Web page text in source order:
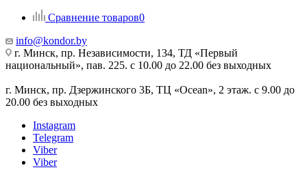
Сравнение товаров0
info@kondor.by
г. Минск, пр. Независимости, 134, ТД «Первый
национальный», пав. 225. с 10.00 до 22.00 без выходных
г. Минск, пр. Дзержинского 3Б, ТЦ «Ocean», 2 этаж. с 9.00 до
20.00 без выходных
Instagram
Telegram
Viber
Viber